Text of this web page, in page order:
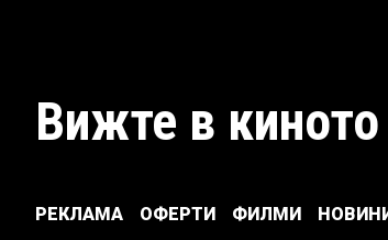
Вижте в киното
РЕКЛАМА ОФЕРТИ ФИЛМИ